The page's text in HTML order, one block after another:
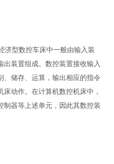
型数控车床中一般由输入装
出装置组成。数控装置接收输入
、储存、运算，输出相应的指令
动作。在计算机数控机床中，
制器等上述单元，因此其数控装